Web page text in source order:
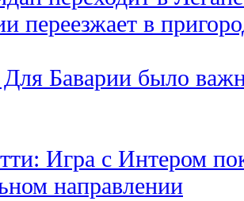
переезжает в
Баварии было
Игра с Интером
направлении